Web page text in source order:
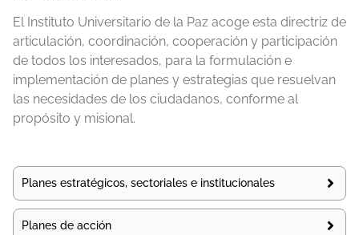
El Instituto Universitario de la Paz acoge esta directriz de
articulación, coordinación, cooperación y participación
de todos los interesados, para la formulación e
implementación de planes y estrategias que resuelvan
las necesidades de los ciudadanos, conforme al
propósito y misional.
Planes estratégicos, sectoriales e institucionales
Planes de acción